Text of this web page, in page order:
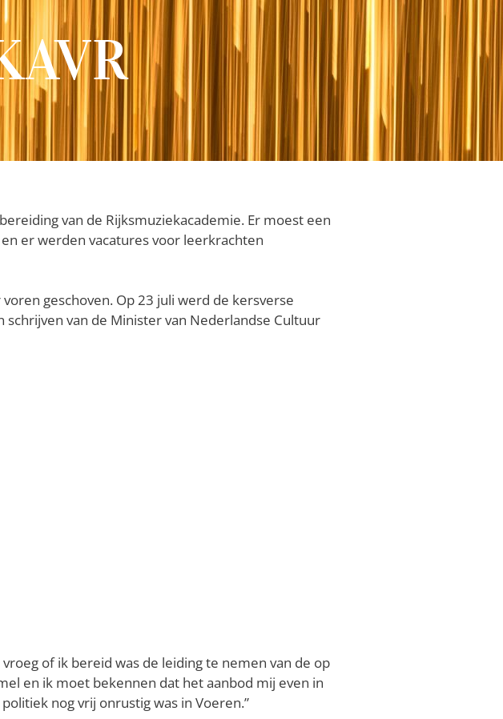
van de Rijksmuziekacademie. Er moest een
er werden vacatures voor leerkrachten
geschoven. Op 23 juli werd de kersverse
van de Minister van Nederlandse Cultuur
of ik bereid was de leiding te nemen van de op
en ik moet bekennen dat het aanbod mij even in
nog vrij onrustig was in Voeren.”